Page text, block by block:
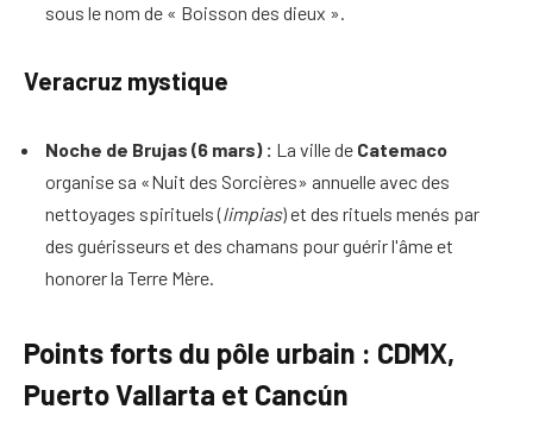
sous le nom de « Boisson des dieux ».
Veracruz mystique
Noche de Brujas (6 mars) : La ville de Catemaco
organise sa «Nuit des Sorcières» annuelle avec des
nettoyages spirituels (limpias) et des rituels menés par
des guérisseurs et des chamans pour guérir l'âme et
honorer la Terre Mère.
Points forts du pôle urbain : CDMX,
Puerto Vallarta et Cancún